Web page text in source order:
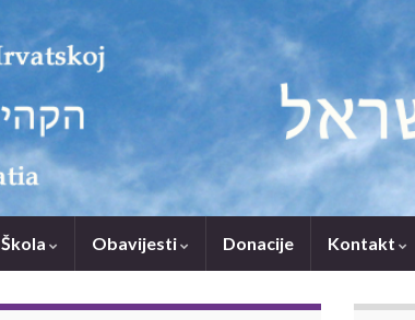
Škola Obavijesti Donacije Kontakt